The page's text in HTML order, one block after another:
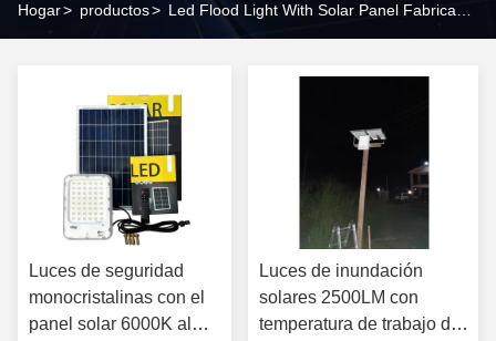
Hogar> productos>
Luces de seguridad
monocristalinas con el
panel solar 6000K al
Luces de inundación
solares 2500LM con
temperatura de trabajo de